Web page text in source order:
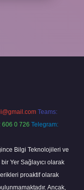
Teams:
606 0 726 Telegram:
Bilgi Teknolojileri ve
Yer Sağlayıcı olarak
proaktif olarak
Ancak,